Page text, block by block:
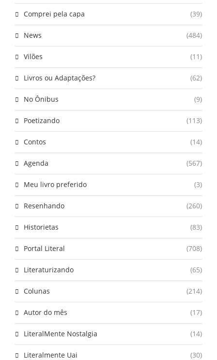
Comprei pela capa (39)
News (484)
Vilões (11)
Livros ou Adaptações? (62)
No Ônibus (9)
Poetizando (113)
Contos (14)
Agenda (567)
Meu livro preferido (3)
Resenhando (260)
Historietas (83)
Portal Literal (708)
Literaturizando (65)
Colunas (214)
Autor do mês (17)
LiteralMente Nostalgia (14)
Literalmente Uai (30)